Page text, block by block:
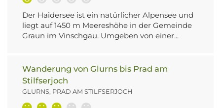
Der Haidersee ist ein natürlicher Alpensee und
liegt auf 1450 m Meereshöhe in der Gemeinde
Graun im Vinschgau. Umgeben von einer...
Wanderung von Glurns bis Prad am
Stilfserjoch
GLURNS, PRAD AM STILFSERJOCH